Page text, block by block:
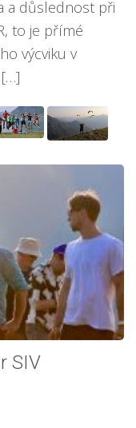
a důslednost při
to je přímé
výcviku v
SIV